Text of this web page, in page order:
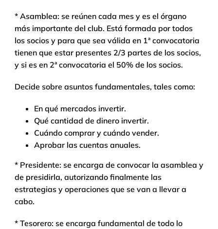
* Asamblea: se reúnen cada mes y es el órgano
más importante del club. Está formada por todos
los socios y para que sea válida en 1ª convocatoria
tienen que estar presentes 2/3 partes de los socios,
y si es en 2ª convocatoria el 50% de los socios.
Decide sobre asuntos fundamentales, tales como:
En qué mercados invertir.
Qué cantidad de dinero invertir.
Cuándo comprar y cuándo vender.
Aprobar las cuentas anuales.
* Presidente: se encarga de convocar la asamblea y
de presidirla, autorizando finalmente las
estrategias y operaciones que se van a llevar a
cabo.
* Tesorero: se encarga fundamental de todo lo